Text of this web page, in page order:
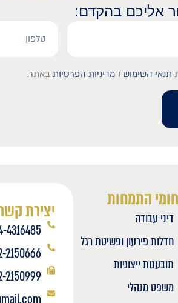
אליכם בהקדם:
תנאי השימוש ו־מדיניות הפרטיות באתר.
התמחות
דיני עבודה
חדלות פירעון ופשיטת רגל
תובענות ייצוגיות
משפט מנהלי
יצירת
4316485
2150666
2150999